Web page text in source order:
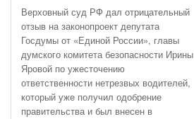
Верховный суд РФ дал отрицательный
отзыв на законопроект депутата
Госдумы от «Единой России», главы
думского комитета безопасности Ирины
Яровой по ужесточению
ответственности нетрезвых водителей,
который уже получил одобрение
правительства и был внесен в